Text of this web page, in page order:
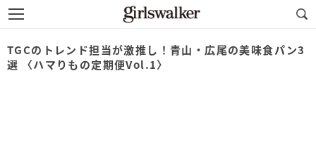
TGCのトレンド担当が激推し！青山・広尾の美味食パン3
選 〈ハマりもの定期便Vol.1〉